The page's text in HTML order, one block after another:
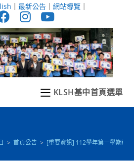
｜ 最新公告｜ 網站導覽｜
KLSH基中首頁選單
> 首頁公告 > [重要資訊] 112學年第一學期親